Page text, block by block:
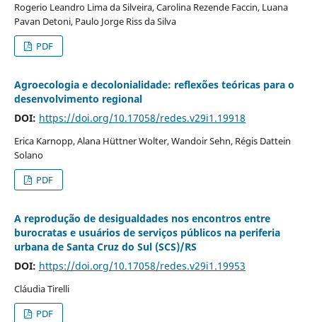
Rogerio Leandro Lima da Silveira, Carolina Rezende Faccin, Luana
Pavan Detoni, Paulo Jorge Riss da Silva
PDF
Agroecologia e decolonialidade: reflexões teóricas para o
desenvolvimento regional
DOI: https://doi.org/10.17058/redes.v29i1.19918
Erica Karnopp, Alana Hüttner Wolter, Wandoir Sehn, Régis Dattein
Solano
PDF
A reprodução de desigualdades nos encontros entre
burocratas e usuários de serviços públicos na periferia
urbana de Santa Cruz do Sul (SCS)/RS
DOI: https://doi.org/10.17058/redes.v29i1.19953
Cláudia Tirelli
PDF